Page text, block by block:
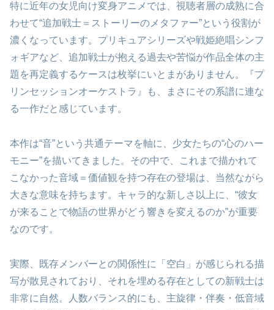
特に近年の女児向け変身アニメでは、視聴者層の成熟に合
わせて“追加戦士＝ストーリーのメタファー”という役割が
濃くなっています。プリキュアシリーズや戦姫絶唱シンフ
ォギアなど、追加戦士が抱える過去や苦悩が作品全体の主
題を再定義するケースは枚挙にいとまがありません。『プ
リンセッションオーケストラ』も、まさにその系譜に連な
る一作だと感じています。
本作は“音”という共通テーマを軸に、少女たちの“心のハー
モニー”を描いてきました。その中で、これまで描かれて
こなかった音域＝価値観を持つ存在の登場は、当然ながら
大きな意味を持ちます。キャラ的な新しさ以上に、“彼女
が来ることで物語の世界がどう響きを変えるのか”が重要
なのです。
実際、既存メンバーとの関係性に「空白」が感じられる描
写が散見されており、それを埋める存在としての新戦士は
非常に自然。人数バランス的にも、主旋律・伴奏・低音域